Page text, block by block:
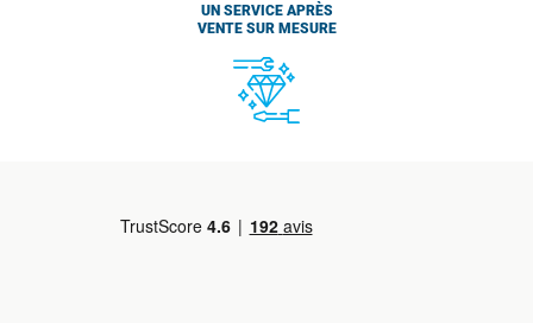
UN SERVICE APRÈS
VENTE SUR MESURE